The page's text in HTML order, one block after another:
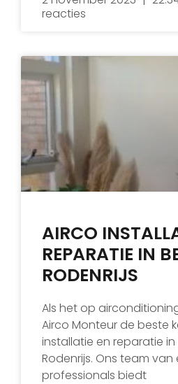
reacties
AIRCO
REPARATIE IN
RODENRIJS
Als het op
Airco Monteur de beste
installatie en reparatie in
Rodenrijs. Ons team van
professionals biedt